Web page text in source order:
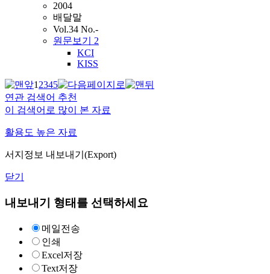
2004
배달말
Vol.34 No.-
원문보기 2
KCI
KISS
12345
연관 검색어 추천
이 검색어로 많이 본 자료
활용도 높은 자료
서지정보 내보내기(Export)
닫기
내보내기 형태를 선택하세요
메일전송
인쇄
Excel저장
Text저장